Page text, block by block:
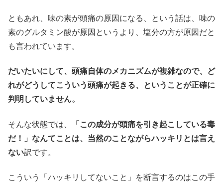
ともあれ、味の素が頭痛の原因になる、という話は、味の
素のグルタミン酸が原因というより、塩分の方が原因だと
も言われています。
だいたいにして、頭痛自体のメカニズムが複雑なので、ど
れがどうしてこういう頭痛が起きる、ということが正確に
判明していません。
そんな状態では、
「この成分が頭痛を引き起こしている毒
だ！」なんてことは、当然のことながらハッキリとは言え
ない訳です。
こういう「ハッキリしてないこと」を断言するのはこの手